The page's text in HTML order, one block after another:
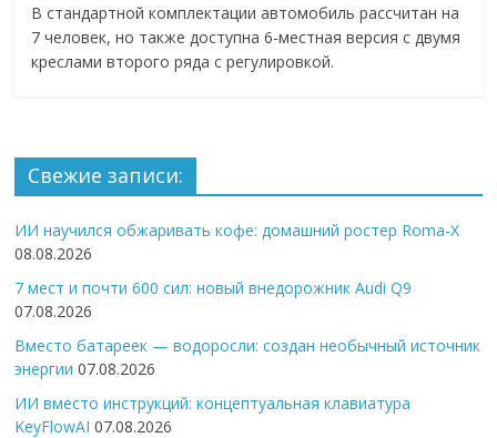
В стандартной комплектации автомобиль рассчитан на
7 человек, но также доступна 6-местная версия с двумя
креслами второго ряда с регулировкой.
Свежие записи:
ИИ научился обжаривать кофе: домашний ростер Roma-X
08.08.2026
7 мест и почти 600 сил: новый внедорожник Audi Q9
07.08.2026
Вместо батареек — водоросли: создан необычный источник
энергии 07.08.2026
ИИ вместо инструкций: концептуальная клавиатура
KeyFlowAI 07.08.2026